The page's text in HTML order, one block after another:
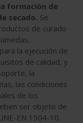
formación de
secado. Se
de curado
la ejecución de
de calidad, y
la
las condiciones
de los
ser objeto de
EN 1504-10.